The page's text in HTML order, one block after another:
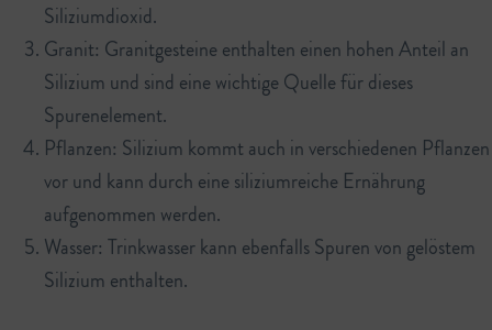
Siliziumdioxid.
Granit: Granitgesteine enthalten einen hohen Anteil an
Silizium und sind eine wichtige Quelle für dieses
Spurenelement.
Pflanzen: Silizium kommt auch in verschiedenen Pflanzen
vor und kann durch eine siliziumreiche Ernährung
aufgenommen werden.
Wasser: Trinkwasser kann ebenfalls Spuren von gelöstem
Silizium enthalten.